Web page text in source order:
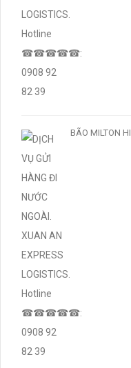
BÃO MILTON